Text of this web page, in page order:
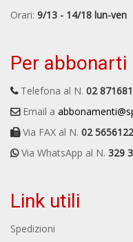
Orari: 9/13 - 14/18 lun-ven
Per abbonarti
Telefona al N. 02
Email a
Via FAX al N. 02
Via WhatsApp al N. 329
Link utili
Spedizioni